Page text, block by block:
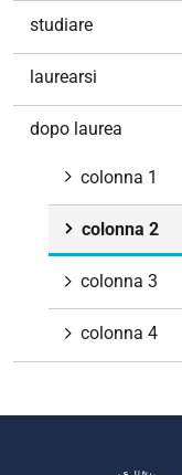
studiare
laurearsi
dopo laurea
colonna 1
colonna 2
colonna 3
colonna 4